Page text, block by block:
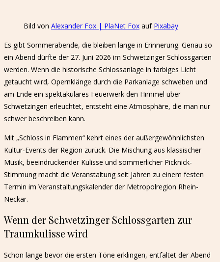
Bild von Alexander Fox | PlaNet Fox auf Pixabay
Es gibt Sommerabende, die bleiben lange in Erinnerung. Genau so
ein Abend dürfte der 27. Juni 2026 im Schwetzinger Schlossgarten
werden. Wenn die historische Schlossanlage in farbiges Licht
getaucht wird, Opernklänge durch die Parkanlage schweben und
am Ende ein spektakuläres Feuerwerk den Himmel über
Schwetzingen erleuchtet, entsteht eine Atmosphäre, die man nur
schwer beschreiben kann.
Mit „Schloss in Flammen“ kehrt eines der außergewöhnlichsten
Kultur-Events der Region zurück. Die Mischung aus klassischer
Musik, beeindruckender Kulisse und sommerlicher Picknick-
Stimmung macht die Veranstaltung seit Jahren zu einem festen
Termin im Veranstaltungskalender der Metropolregion Rhein-
Neckar.
Wenn der Schwetzinger Schlossgarten zur
Traumkulisse wird
Schon lange bevor die ersten Töne erklingen, entfaltet der Abend